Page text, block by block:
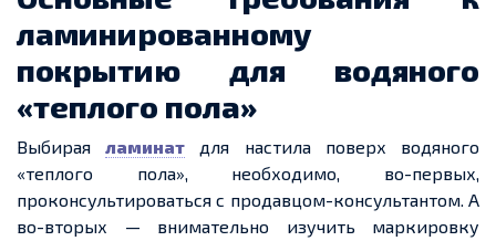
ламинированному
покрытию для водяного
«теплого пола»
Выбираяламинат для настила поверх водяного
«теплого пола», необходимо, во-первых,
проконсультироваться с продавцом-консультантом. А
во-вторых — внимательно изучить маркировку